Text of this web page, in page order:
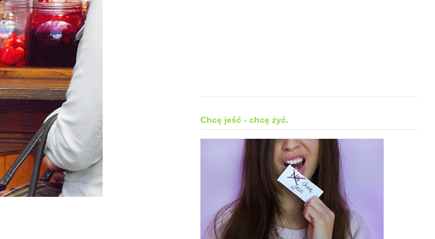
Chcę jeść - chcę żyć.